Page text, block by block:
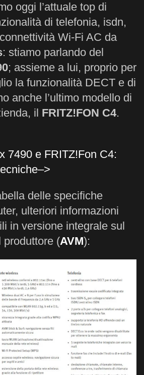
oggi l’attuale top di
di telefonia, isdn,
Wi-Fi AC da
: stiamo parlando del
; assieme a lui, proprio per
la funzionalità DECT e di
anche l’ultimo modello di
il FRITZ!FON C4.
7490 e FRITZ!Fon C4:
delle specifiche
ulteriori informazioni
in versione integrale sul
produttore (AVM):